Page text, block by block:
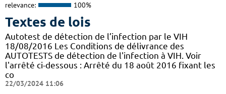
relevance: 100%
Textes de lois
Autotest de détection de l’infection par le VIH
18/08/2016 Les Conditions de délivrance des
AUTOTESTS de détection de l'infection à VIH. Voir
l'arrêté ci-dessous : Arrêté du 18 août 2016 fixant les
co
22/03/2024 11:06